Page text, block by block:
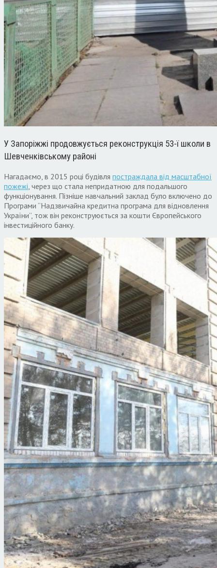
У Запоріжжі продовжується реконструкція 53-ї школи в
Шевченківському районі
Нагадаємо, в 2015 році будівля постраждала від масштабної
пожежі, через що стала непридатною для подальшого
функціонування. Пізніше навчальний заклад було включено до
Програми “Надзвичайна кредитна програма для відновлення
України”, тож він реконструюється за кошти Європейського
інвестиційного банку.